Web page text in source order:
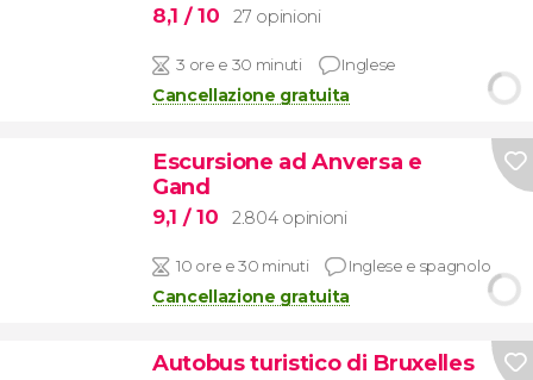
8,1 / 10 27 opinioni
3 ore e 30 minuti Inglese
Cancellazione gratuita
Escursione ad Anversa e
Gand
9,1 / 10 2.804 opinioni
10 ore e 30 minuti Inglese e spagnolo
Cancellazione gratuita
Autobus turistico di Bruxelles